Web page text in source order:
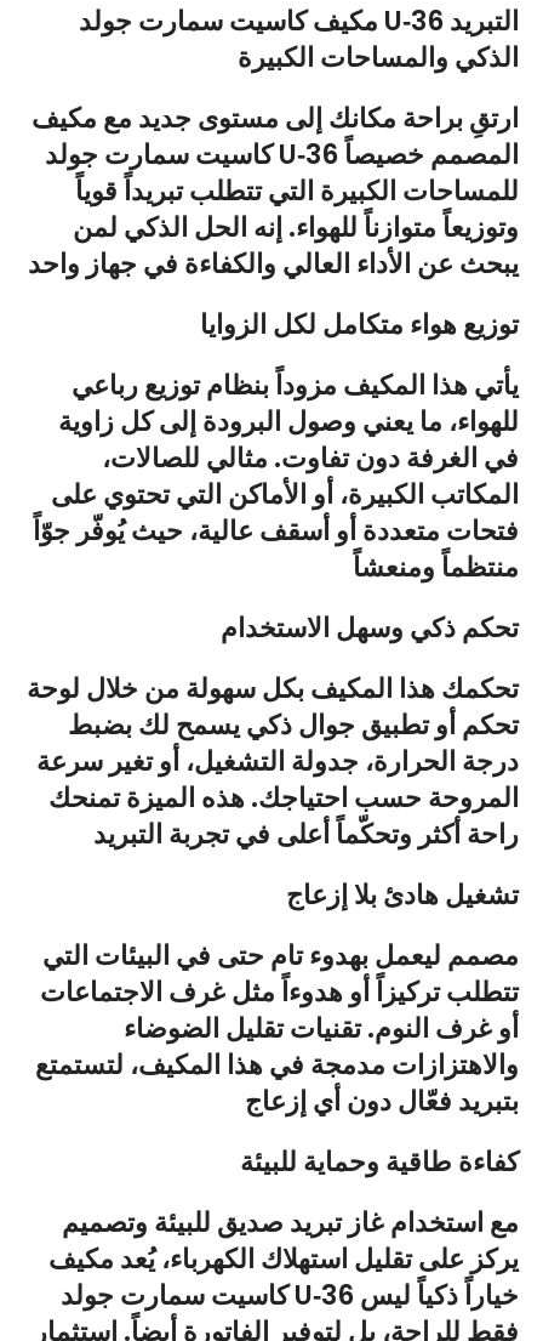
مكيف كاسيت سمارت جولد U‑36 التبريد
الذكي والمساحات الكبيرة
ارتقِ براحة مكانك إلى مستوى جديد مع مكيف
كاسيت سمارت جولد U‑36 المصمم خصيصاً
للمساحات الكبيرة التي تتطلب تبريداً قوياً
وتوزيعاً متوازناً للهواء. إنه الحل الذكي لمن
يبحث عن الأداء العالي والكفاءة في جهاز واحد
توزيع هواء متكامل لكل الزوايا
يأتي هذا المكيف مزوداً بنظام توزيع رباعي
للهواء، ما يعني وصول البرودة إلى كل زاوية
في الغرفة دون تفاوت. مثالي للصالات،
المكاتب الكبيرة، أو الأماكن التي تحتوي على
فتحات متعددة أو أسقف عالية، حيث يُوفّر جوّاً
منتظماً ومنعشاً
تحكم ذكي وسهل الاستخدام
تحكمك هذا المكيف بكل سهولة من خلال لوحة
تحكم أو تطبيق جوال ذكي يسمح لك بضبط
درجة الحرارة، جدولة التشغيل، أو تغير سرعة
المروحة حسب احتياجك. هذه الميزة تمنحك
راحة أكثر وتحكّماً أعلى في تجربة التبريد
تشغيل هادئ بلا إزعاج
مصمم ليعمل بهدوء تام حتى في البيئات التي
تتطلب تركيزاً أو هدوءاً مثل غرف الاجتماعات
أو غرف النوم. تقنيات تقليل الضوضاء
والاهتزازات مدمجة في هذا المكيف، لتستمتع
بتبريد فعّال دون أي إزعاج
كفاءة طاقية وحماية للبيئة
مع استخدام غاز تبريد صديق للبيئة وتصميم
يركز على تقليل استهلاك الكهرباء، يُعد مكيف
كاسيت سمارت جولد U‑36 خياراً ذكياً ليس
فقط للراحة، بل لتوفير الفاتورة أيضاً. استثمار